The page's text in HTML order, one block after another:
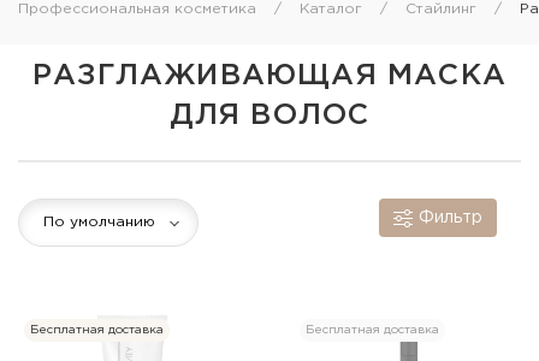
Профессиональная косметика Каталог Стайлинг
РАЗГЛАЖИВАЮЩАЯ МАСКА
ДЛЯ ВОЛОС
По умолчанию Фильтр
Бесплатная доставка Бесплатная доставка